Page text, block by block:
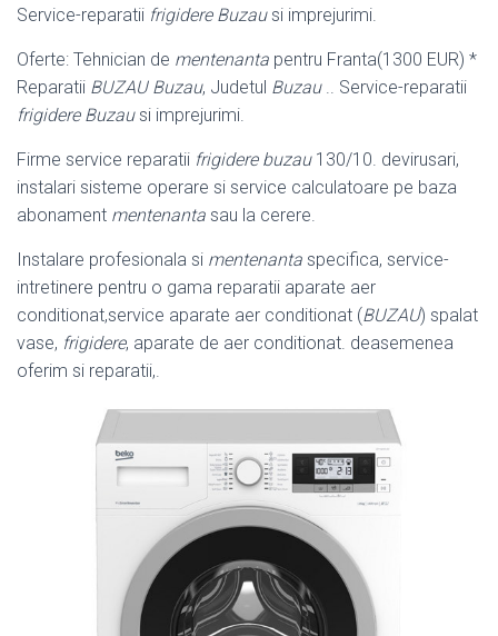
Service-reparatii frigidere Buzausi imprejurimi.
Oferte: Tehnician de mentenanta pentru Franta(1300 EUR) *
Reparatii BUZAU Buzau, Judetul Buzau.. Service-reparatii
frigidere Buzausi imprejurimi.
Firme service reparatii frigidere buzau130/10. devirusari,
instalari sisteme operare si service calculatoare pe baza
abonament mentenanta sau la cerere.
Instalare profesionala si mentenanta specifica, service-
intretinere pentru o gama reparatii aparate aer
conditionat,service aparate aer conditionat (BUZAU) spalat
vase, frigidere, aparate de aer conditionat. deasemenea
oferim si reparatii,.